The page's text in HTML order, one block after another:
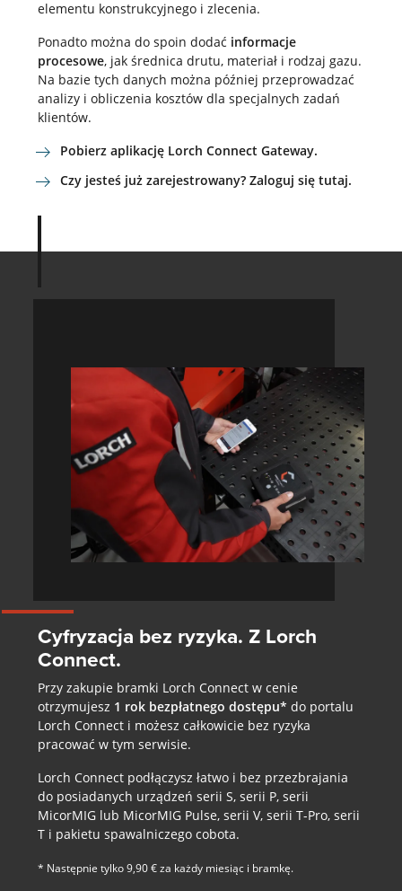
elementu konstrukcyjnego i zlecenia.
Ponadto można do spoin dodać informacje
procesowe, jak średnica drutu, materiał i rodzaj gazu.
Na bazie tych danych można później przeprowadzać
analizy i obliczenia kosztów dla specjalnych zadań
klientów.
Pobierz aplikację Lorch Connect Gateway.
Czy jesteś już zarejestrowany? Zaloguj się tutaj.
Cyfryzacja bez ryzyka. Z Lorch
Connect.
Przy zakupie bramki Lorch Connect w cenie
otrzymujesz 1 rok bezpłatnego dostępu* do portalu
Lorch Connect i możesz całkowicie bez ryzyka
pracować w tym serwisie.
Lorch Connect podłączysz łatwo i bez przezbrajania
do posiadanych urządzeń serii S, serii P, serii
MicorMIG lub MicorMIG Pulse, serii V, serii T-Pro, serii
T i pakietu spawalniczego cobota.
* Następnie tylko 9,90 € za każdy miesiąc i bramkę.